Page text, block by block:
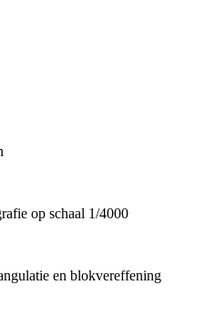
op schaal 1/4000
en blokvereffening